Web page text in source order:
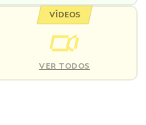
VÍDEOS
VER TODOS